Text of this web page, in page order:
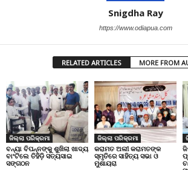
Snigdha Ray
https://www.odiapua.com
RELATED ARTICLES MORE FROM
ଜିଲ୍ଲା ପରିକ୍ରମା
ବନ୍ୟା ବିପନ୍ନଙ୍କୁ ଶୁଖିଲା ଖାଦ୍ୟ
ବାଂଟିଲେ ତିହିଡି଼ ସତ୍ୟସାଇ
ସଙ୍ଗଠନ
ଜିଲ୍ଲା ପରିକ୍ରମା
କରାମତ ଅଲୀ କରାମତଙ୍କ
ସ୍ମୃତିରେ ସାହିତ୍ୟ ସଭା ଓ
ମୁଶାୟରା